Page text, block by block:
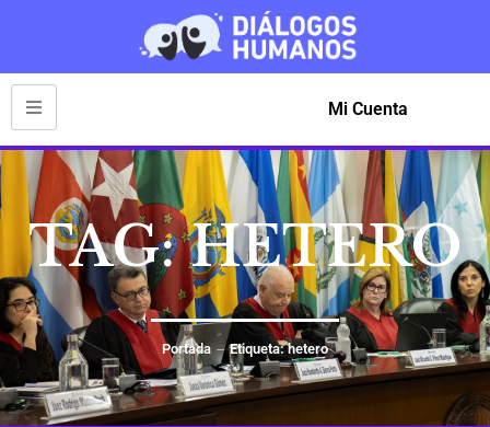
Mi Cuenta
TAG: HETERO
Portada Etiqueta: hetero